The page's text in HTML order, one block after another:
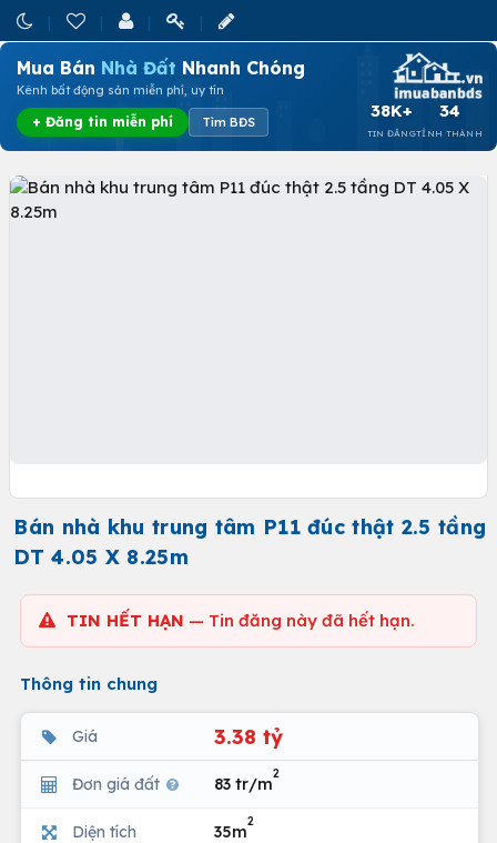
Mua Bán Nhà Đất Nhanh Chóng
Kênh bất động sản miễn phí, uy tín
+ Đăng tin miễn phí Tìm BĐS
38K+
TIN ĐĂNG
34
TỈNH THÀNH
Bán nhà khu trung tâm P11 đúc thật 2.5 tầng
DT 4.05 X 8.25m
TIN HẾT HẠN — Tin đăng này đã hết hạn.
Thông tin chung
Giá 3.38 tỷ
Đơn giá đất 83 tr/m
2
Diện tích 35m
2